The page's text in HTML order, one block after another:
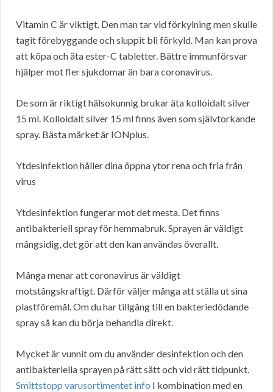
Vitamin C är viktigt. Den man tar vid förkylning men skulle
tagit förebyggande och sluppit bli förkyld. Man kan prova
att köpa och äta ester-C tabletter. Bättre immunförsvar
hjälper mot fler sjukdomar än bara coronavirus.
De som är riktigt hälsokunnig brukar äta kolloidalt silver
15 ml. Kolloidalt silver 15 ml finns även som självtorkande
spray. Bästa märket är IONplus.
Ytdesinfektion håller dina öppna ytor rena och fria från
virus
Ytdesinfektion fungerar mot det mesta. Det finns
antibakteriell spray för hemmabruk. Sprayen är väldigt
mångsidig, det gör att den kan användas överallt.
Många menar att coronavirus är väldigt
motstångskraftigt. Därför väljer många att ställa ut sina
plastföremål. Om du har tillgång till en bakteriedödande
spray så kan du börja behandla direkt.
Mycket är vunnit om du använder desinfektion och den
antibakteriella sprayen på rätt sätt och vid rätt tidpunkt.
Smittstopp varusortimentet info I kombination med en